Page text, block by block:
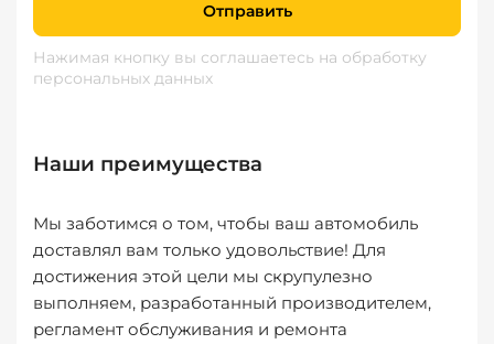
Отправить
Нажимая кнопку вы соглашаетесь на обработку
персональных данных
Наши преимущества
Мы заботимся о том, чтобы ваш автомобиль
доставлял вам только удовольствие! Для
достижения этой цели мы скрупулезно
выполняем, разработанный производителем,
регламент обслуживания и ремонта